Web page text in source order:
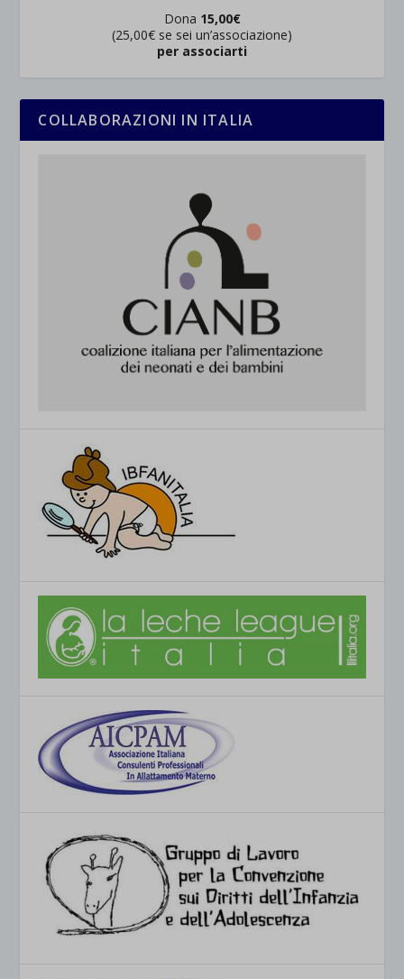
Dona 15,00€
(25,00€ se sei un’associazione)
per associarti
COLLABORAZIONI IN ITALIA